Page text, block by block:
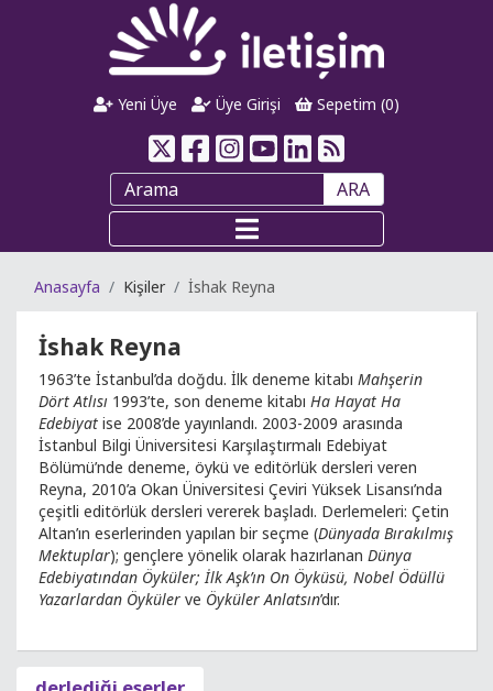
Yeni Üye Üye Girişi Sepetim (0)
ARA
Anasayfa Kişiler İshak Reyna
İshak Reyna
1963’te İstanbul’da doğdu. İlk deneme kitabı Mahşerin
Dört Atlısı 1993’te, son deneme kitabı Ha Hayat Ha
Edebiyat ise 2008’de yayınlandı. 2003-2009 arasında
İstanbul Bilgi Üniversitesi Karşılaştırmalı Edebiyat
Bölümü’nde deneme, öykü ve editörlük dersleri veren
Reyna, 2010’a Okan Üniversitesi Çeviri Yüksek Lisansı’nda
çeşitli editörlük dersleri vererek başladı. Derlemeleri: Çetin
Altan’ın eserlerinden yapılan bir seçme (Dünyada Bırakılmış
Mektuplar); gençlere yönelik olarak hazırlanan Dünya
Edebiyatından Öyküler; İlk Aşk’ın On Öyküsü, Nobel Ödüllü
Yazarlardan Öyküler ve Öyküler Anlatsın’dır.